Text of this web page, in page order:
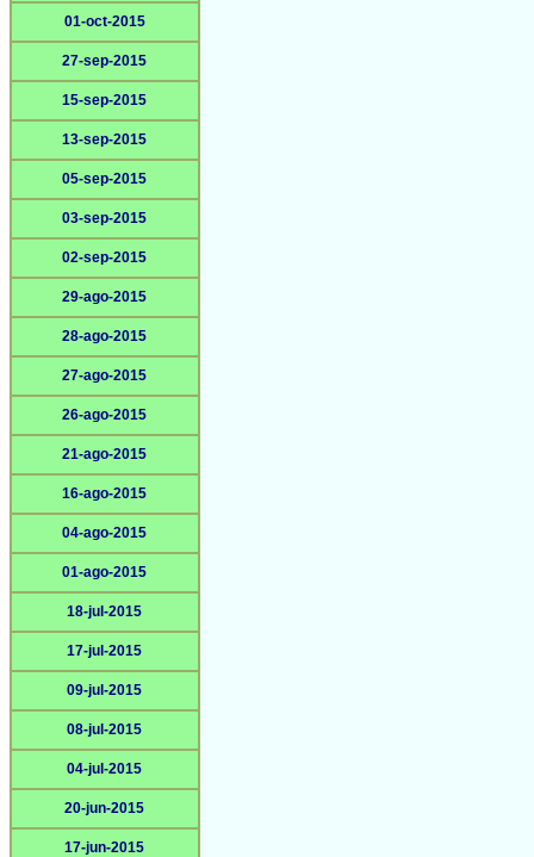
01-oct-2015
27-sep-2015
15-sep-2015
13-sep-2015
05-sep-2015
03-sep-2015
02-sep-2015
29-ago-2015
28-ago-2015
27-ago-2015
26-ago-2015
21-ago-2015
16-ago-2015
04-ago-2015
01-ago-2015
18-jul-2015
17-jul-2015
09-jul-2015
08-jul-2015
04-jul-2015
20-jun-2015
17-jun-2015